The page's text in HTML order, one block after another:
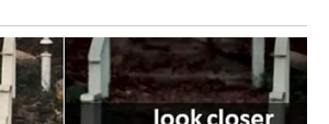
je ključna lekcija za sve one koji se
ishrani.
i Usponi na Putu do